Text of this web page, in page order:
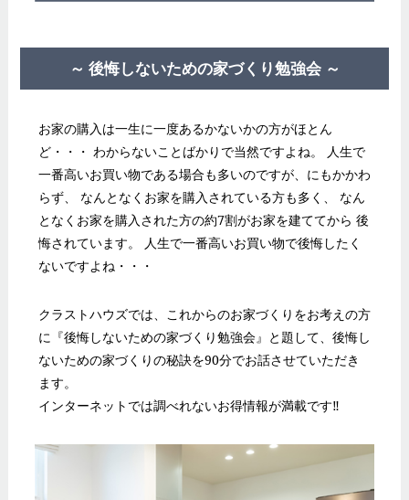
～ 後悔しないための家づくり勉強会 ～
お家の購入は一生に一度あるかないかの方がほとん
ど・・・ わからないことばかりで当然ですよね。 人生で
一番高いお買い物である場合も多いのですが、にもかかわ
らず、 なんとなくお家を購入されている方も多く、 なん
となくお家を購入された方の約7割がお家を建ててから 後
悔されています。 人生で一番高いお買い物で後悔したく
ないですよね・・・
クラストハウズでは、これからのお家づくりをお考えの方
に『後悔しないための家づくり勉強会』と題して、後悔し
ないための家づくりの秘訣を90分でお話させていただき
ます。
インターネットでは調べれないお得情報が満載です‼